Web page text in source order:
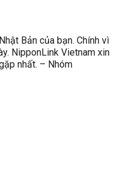
Bản của bạn. Chính vì
NipponLink Vietnam xin
nhất. – Nhóm